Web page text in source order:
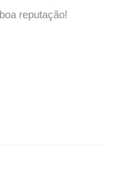
reputação!